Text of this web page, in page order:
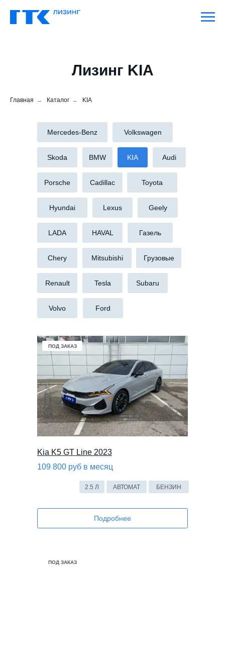
Лизинг KIA
Главная → Каталог → KIA
Mercedes-Benz Volkswagen
KIA
LADA
Hyundai
Toyota
Skoda BMW
HAVAL
Geely
Audi
Cadillac
Газель
Грузовые
Porsche
Chery
Lexus
Mitsubishi
Tesla
Volvo
Subaru
Renault
Ford
Kia K5 GT Line 2023
109 800 руб в месяц
2.5 Л АВТОМАТ БЕНЗИН
Подробнее
В НАЛИЧИИ
ПОД ЗАКАЗ
ПОД ЗАКАЗ